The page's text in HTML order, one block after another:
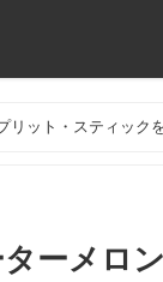
リット・スティック
ーメロ